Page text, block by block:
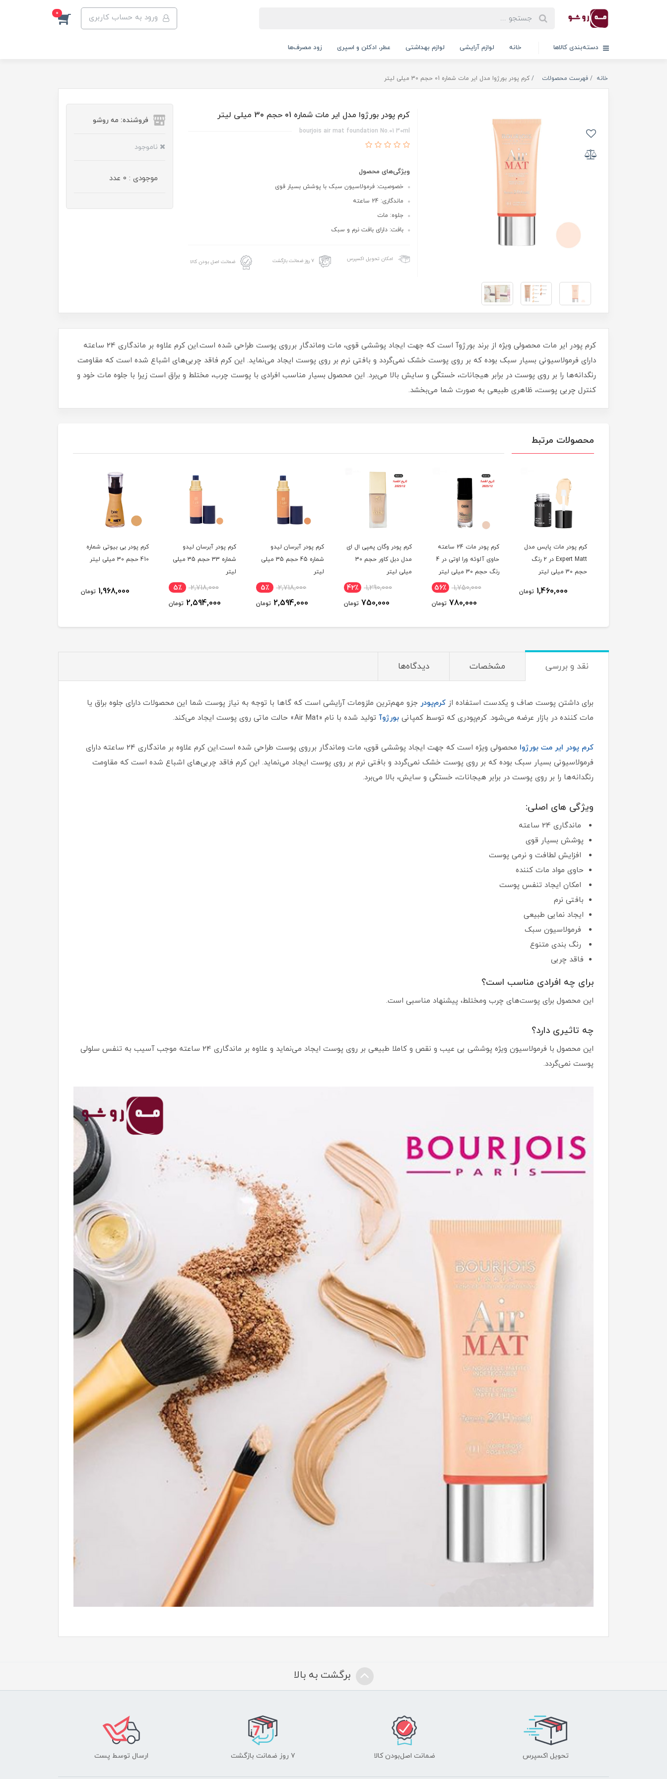
ورود به حساب کاربری 0
دسته‌بندی کالاها خانه لوازم آرایشی لوازم بهداشتی عطر، ادکلن و اسپری زود مصرف‌ها
خانه فهرست محصولات کرم پودر بورژوا مدل ایر مات شماره 01 حجم 30 میلی لیتر
کرم پودر بورژوا مدل ایر مات شماره 01 حجم 30 میلی لیتر
bourjois air mat foundation No.01 30ml
ویژگی‌های محصول
خصوصیت: فرمولاسیون سبک با پوشش بسیار قوی
ماندگاری: 24 ساعته
جلوه: مات
بافت: دارای بافت نرم و سبک
امکان تحویل اکسپرس ۷ روز ضمانت بازگشت ضمانت اصل بودن کالا
فروشنده: مه رو‌شو
ناموجود
موجودی : 0 عدد
کرم پودر ایر مات محصولی ویژه از برند بورژوآ است که جهت ایجاد پوششی قوی، مات وماندگار برروی پوست طراحی شده است.این کرم علاوه بر ماندگاری 24 ساعته
دارای فرمولاسیونی بسیار سبک بوده که بر روی پوست خشک نمی‌گردد و بافتی نرم بر روی پوست ایجاد می‌نماید. این کرم فاقد چربی‌های اشباع شده است که مقاومت
رنگدانه‌ها را بر روی پوست در برابر هیجانات، خستگی و سایش بالا می‌برد. این محصول بسیار مناسب افرادی با پوست چرب، مختلط و براق است زیرا با جلوه مات خود و
کنترل چربی پوست، ظاهری طبیعی به صورت شما می‌بخشد.
محصولات مرتبط
کرم پودر مات پایس مدل
Expert Matt در 2 رنگ
حجم 30 میلی لیتر
1,460,000 تومان
کرم پودر مات 24 ساعته
حاوی آلوئه ورا اوتی در 4
رنگ حجم 30 میلی لیتر
1,750,000 56٪
780,000 تومان
کرم پودر وگان پمپی ال ای
مدل دبل کاور حجم 30
میلی لیتر
1,290,000 42٪
750,000 تومان
کرم پودر آبرسان لیدو
شماره 45 حجم 35 میلی
لیتر
2,718,000 5٪
2,594,000 تومان
کرم پودر آبرسان لیدو
شماره 33 حجم 35 میلی
لیتر
2,718,000 5٪
2,594,000 تومان
کرم پودر بی بیوتی شماره
410 حجم 30 میلی لیتر
1,968,000 تومان
نقد و بررسی مشخصات دیدگاه‌ها
برای داشتن پوست صاف و یکدست استفاده از کرم‌پودر جزو مهم‌ترین ملزومات آرایشی است که گاها با توجه به نیاز پوست شما این محصولات دارای جلوه براق‌ یا
مات کننده در بازار عرضه می‌شود. کرم‌پودری که توسط کمپانی بورژوآ تولید شده با نام «Air Mat» حالت ماتی روی پوست ایجاد می‌کند.
کرم پودر ایر مت بورژوا
محصولی ویژه است که جهت ایجاد پوششی قوی، مات وماندگار برروی پوست طراحی شده است.این کرم علاوه بر ماندگاری 24 ساعته دارای
فرمولاسیونی بسیار سبک بوده که بر روی پوست خشک نمی‌گردد و بافتی نرم بر روی پوست ایجاد می‌نماید. این کرم فاقد چربی‌های اشباع شده است که مقاومت
رنگدانه‌ها را بر روی پوست در برابر هیجانات، خستگی و سایش، بالا می‌برد.
ویژگی های اصلی:
ماندگاری 24 ساعته
پوشش بسیار قوی
افزایش لطافت و نرمی پوست
حاوی مواد مات کننده
امکان ایجاد تنفس پوست
بافتی نرم
ایجاد نمایی طبیعی
فرمولاسیون سبک
رنگ بندی متنوع
فاقد چربی
برای چه افرادی مناسب است؟
این محصول برای پوست‌های چرب ومختلط، پیشنهاد مناسبی است.
چه تاثیری دارد؟
این محصول با فرمولاسیون ویژه پوششی بی عیب و نقص و کاملا طبیعی بر روی پوست ایجاد می‌نماید و علاوه بر ماندگاری 24 ساعته موجب آسیب به تنفس سلولی
پوست نمی‌گردد.
برگشت به بالا
تحویل اکسپرس ضمانت اصل‌بودن کالا ۷ روز ضمانت بازگشت ارسال توسط پست